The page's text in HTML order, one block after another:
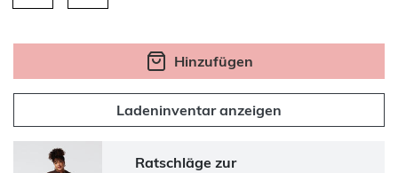
Hinzufügen
Ladeninventar anzeigen
Ratschläge zur